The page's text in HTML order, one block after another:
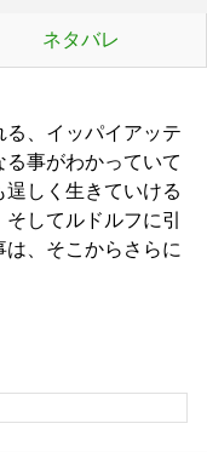
ネタバレ
る、イッパイアッテ
事がわかっていて
しく生きていける
してルドルフに引
、そこからさらに